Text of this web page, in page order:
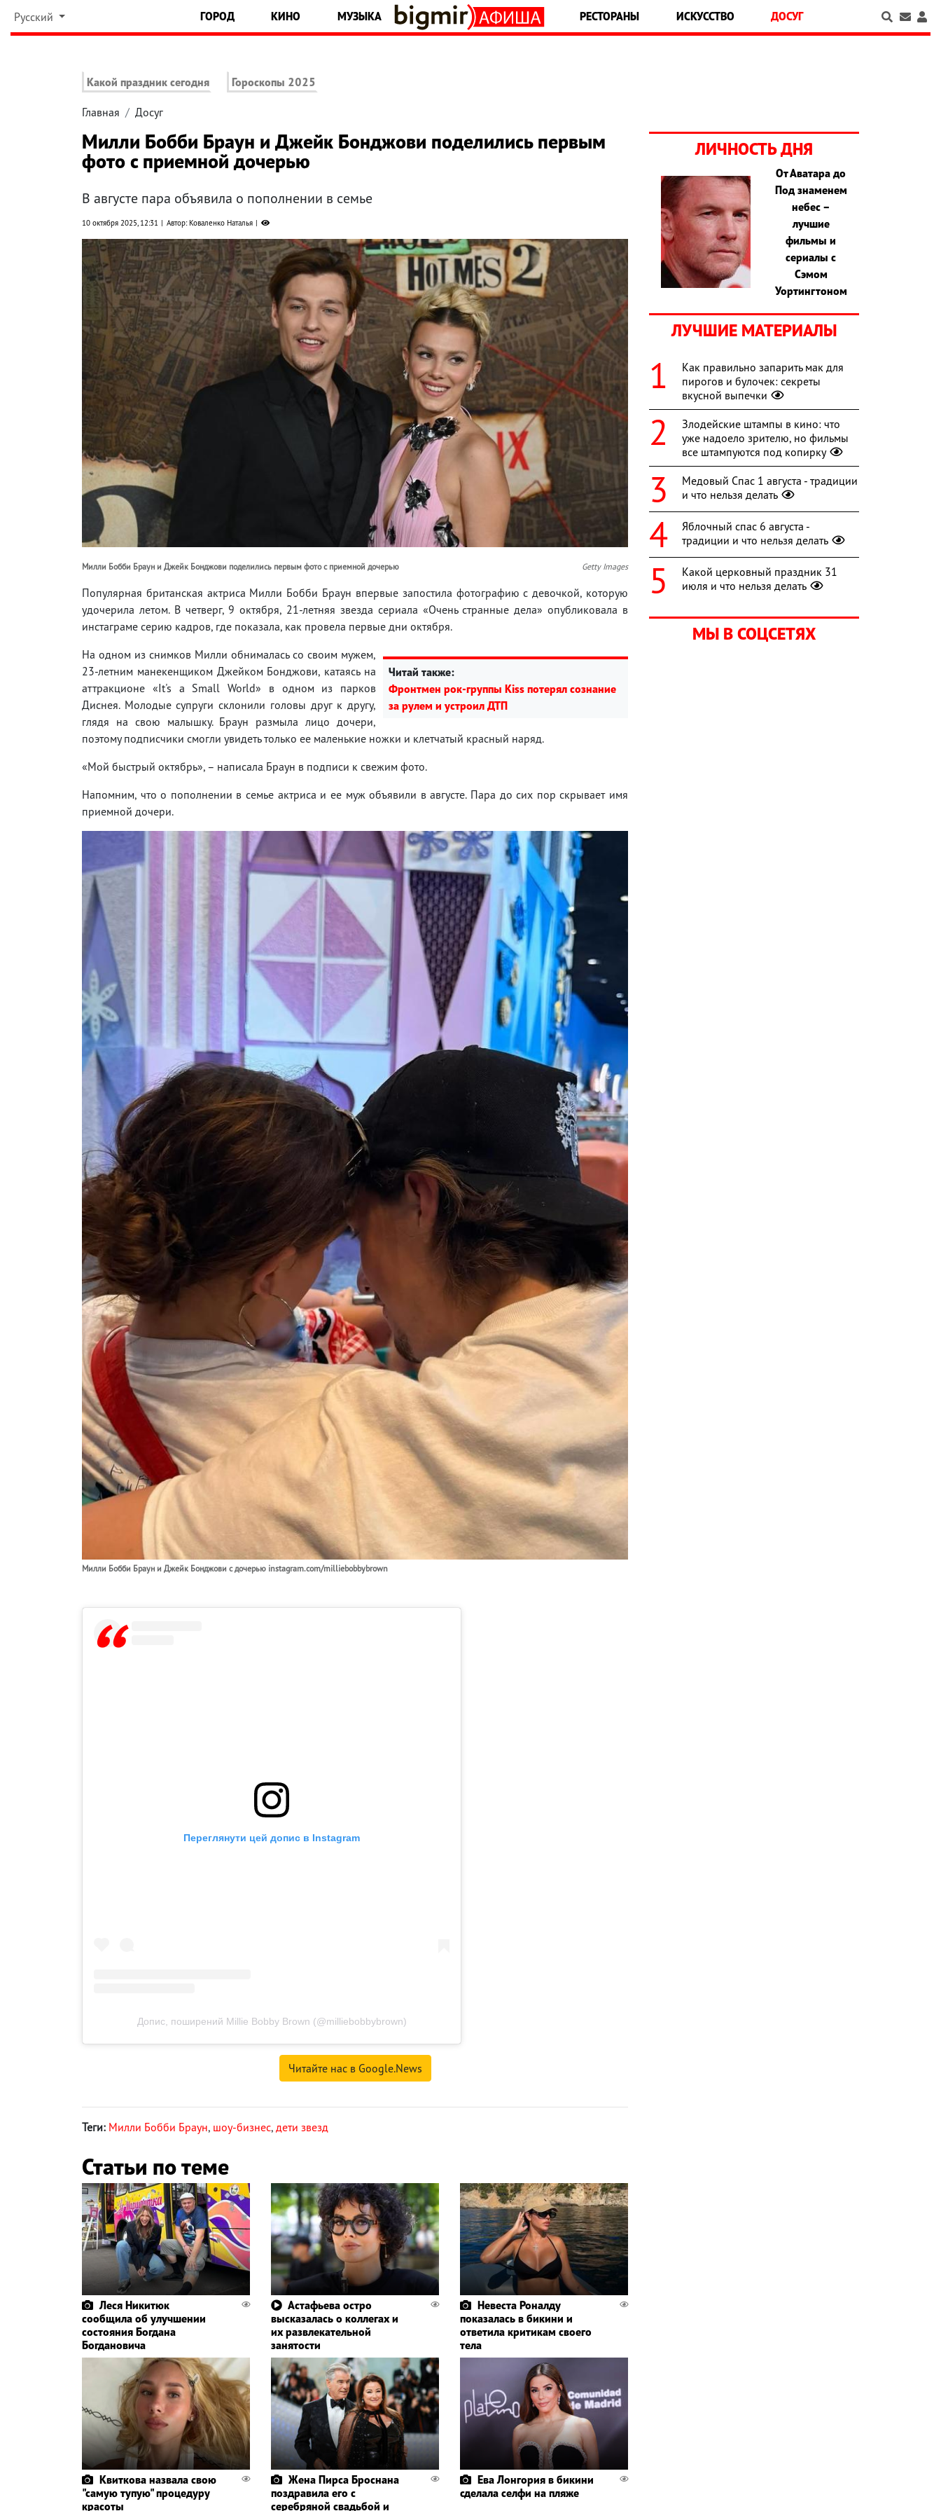
Русский ГОРОД КИНО МУЗЫКА РЕСТОРАНЫ ИСКУССТВО ДОСУГ
Какой праздник сегодня Гороскопы 2025
Главная Досуг
Милли Бобби Браун и Джейк Бонджови поделились первым
фото с приемной дочерью
В августе пара объявила о пополнении в семье
10 октября 2025, 12:31 Автор: Коваленко Наталья
Милли Бобби Браун и Джейк Бонджови поделились первым фото с приемной дочерью Getty Images
Популярная британская актриса Милли Бобби Браун впервые запостила фотографию с девочкой, которую
удочерила летом. В четверг, 9 октября, 21-летняя звезда сериала «Очень странные дела» опубликовала в
инстаграме серию кадров, где показала, как провела первые дни октября.
Читай также:
Фронтмен рок-группы Kiss потерял сознание
за рулем и устроил ДТП
На одном из снимков Милли обнималась со своим мужем,
23-летним манекенщиком Джейком Бонджови, катаясь на
аттракционе «It's a Small World» в одном из парков
Диснея. Молодые супруги склонили головы друг к другу,
глядя на свою малышку. Браун размыла лицо дочери,
поэтому подписчики смогли увидеть только ее маленькие ножки и клетчатый красный наряд.
«Мой быстрый октябрь», – написала Браун в подписи к свежим фото.
Напомним, что о пополнении в семье актриса и ее муж объявили в августе. Пара до сих пор скрывает имя
приемной дочери.
Милли Бобби Браун и Джейк Бонджови с дочерью instagram.com/milliebobbybrown
Переглянути цей допис в Instagram
Допис, поширений Millie Bobby Brown (@milliebobbybrown)
Читайте нас в Google.News
Теги: Милли Бобби Браун, шоу-бизнес, дети звезд
Статьи по теме
Леся Никитюк
сообщила об улучшении
состояния Богдана
Богдановича
Астафьева остро
высказалась о коллегах и
их развлекательной
занятости
Невеста Роналду
показалась в бикини и
ответила критикам своего
тела
Квиткова назвала свою
"самую тупую" процедуру
красоты
Жена Пирса Броснана
поздравила его с
серебряной свадьбой и
Ева Лонгория в бикини
сделала селфи на пляже
ЛИЧНОСТЬ ДНЯ
От Аватара до
Под знаменем
небес –
лучшие
фильмы и
сериалы с
Сэмом
Уортингтоном
ЛУЧШИЕ МАТЕРИАЛЫ
Как правильно запарить мак для
пирогов и булочек: секреты
вкусной выпечки
Злодейские штампы в кино: что
уже надоело зрителю, но фильмы
все штампуются под копирку
Медовый Спас 1 августа - традиции
и что нельзя делать
Яблочный спас 6 августа -
традиции и что нельзя делать
Какой церковный праздник 31
июля и что нельзя делать
МЫ В СОЦСЕТЯХ